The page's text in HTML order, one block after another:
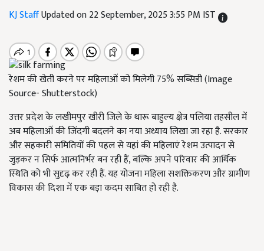
KJ StaffUpdated on 22 September, 2025 3:55 PM IST
रेशम की खेती करने पर महिलाओं को मिलेगी 75% सब्सिडी (Image
Source- Shutterstock)
उत्तर प्रदेश के लखीमपुर खीरी जिले के थारू बाहुल्य क्षेत्र पलिया तहसील में
अब महिलाओं की जिंदगी बदलने का नया अध्याय लिखा जा रहा है. सरकार
और सहकारी समितियों की पहल से यहां की महिलाएं रेशम उत्पादन से
जुड़कर न सिर्फ आत्मनिर्भर बन रही हैं, बल्कि अपने परिवार की आर्थिक
स्थिति को भी सुदृढ़ कर रही हैं. यह योजना महिला सशक्तिकरण और ग्रामीण
विकास की दिशा में एक बड़ा कदम साबित हो रही है.